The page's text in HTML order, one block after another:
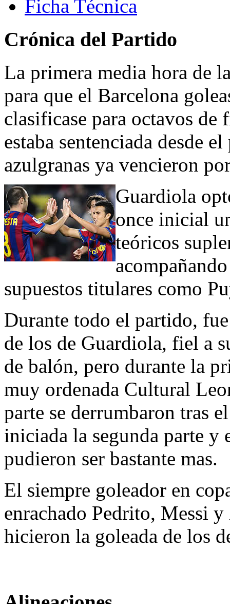
Ficha Técnica
Crónica del Partido
La primera media hora de
para que el Barcelona
clasificase para octavos
estaba sentenciada desde
azulgranas ya vencieron
Guardiola
once inicial
teóricos
supuestos titulares como
Durante todo el partido,
de los de Guardiola, fiel a
de balón, pero durante la
muy ordenada Cultural
parte se derrumbaron tras
iniciada la segunda parte y
pudieron ser bastante mas.
El siempre goleador en
enrachado Pedrito, Messi
hicieron la goleada de los